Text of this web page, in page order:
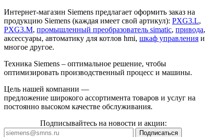
Интернет-магазин Siemens предлагает оформить заказ на
продукцию Siemens (каждая имеет свой артикул): PXG3.L,
PXG3.M, промышленный преобразователь simatic, привода,
аксессуары, автоматику для котлов hmi, шкаф управления и
многое другое.
Техника Siemens – оптимальное решение, чтобы
оптимизировать производственный процесс и машины.
Цель нашей компании —
предложение широкого ассортимента товаров и услуг на
постоянно высоком качестве обслуживания.
Подписывайтесь на новости и акции: